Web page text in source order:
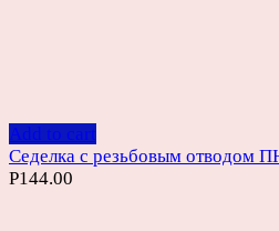
Add to cart
Седелка с резьбовым отводом
Р144.00